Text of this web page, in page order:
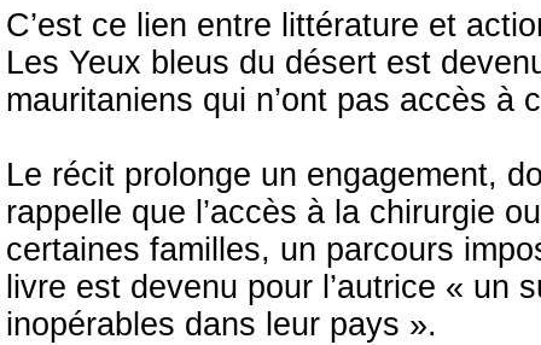
C’est ce lien entre littérature et
Les Yeux bleus du désert est
mauritaniens qui n’ont pas accès à
Le récit prolonge un engagement,
rappelle que l’accès à la chirurgie
certaines familles, un parcours
livre est devenu pour l’autrice « un
inopérables dans leur pays ».